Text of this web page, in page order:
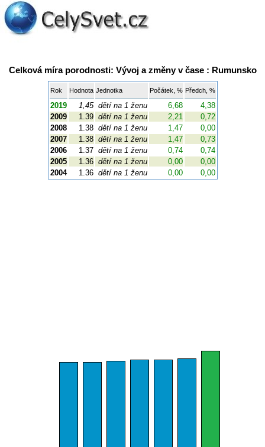
Celková míra porodnosti: Vývoj a změny v čase : Rumunsko
Rok Hodnota Jednotka Počátek, % Předch, %
2019 1,45 dětí na 1 ženu 6,68
4,38
2009
1.39 dětí na 1 ženu 2,21
0,72
2008
1.38 dětí na 1 ženu 1,47
0,00
2007
1.38 dětí na 1 ženu 1,47
0,73
2006
1.37 dětí na 1 ženu 0,74
0,74
2005
1.36 dětí na 1 ženu 0,00
0,00
2004
1.36 dětí na 1 ženu 0,00 0,00